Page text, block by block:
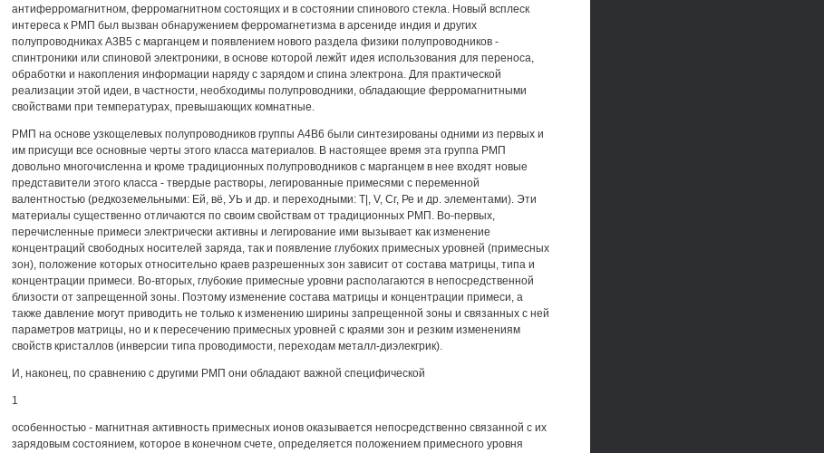
антиферромагнитном, ферромагнитном состоящих и в состоянии спинового стекла. Новый всплеск
интереса к РМП был вызван обнаружением ферромагнетизма в арсениде индия и других
полупроводниках А3В5 с марганцем и появлением нового раздела физики полупроводников -
спинтроники или спиновой электроники, в основе которой лежйт идея использования для переноса,
обработки и накопления информации наряду с зарядом и спина электрона. Для практической
реализации этой идеи, в частности, необходимы полупроводники, обладающие ферромагнитными
свойствами при температурах, превышающих комнатные.
РМП на основе узкощелевых полупроводников группы А4В6 были синтезированы одними из первых и
им присущи все основные черты этого класса материалов. В настоящее время эта группа РМП
довольно многочисленна и кроме традиционных полупроводников с марганцем в нее входят новые
представители этого класса - твердые растворы, легированные примесями с переменной
валентностью (редкоземельными: Ей, вё, УЬ и др. и переходными: Т|, V, Сг, Ре и др. элементами). Эти
материалы существенно отличаются по своим свойствам от традиционных РМП. Во-первых,
перечисленные примеси электрически активны и легирование ими вызывает как изменение
концентраций свободных носителей заряда, так и появление глубоких примесных уровней (примесных
зон), положение которых относительно краев разрешенных зон зависит от состава матрицы, типа и
концентрации примеси. Во-вторых, глубокие примесные уровни располагаются в непосредственной
близости от запрещенной зоны. Поэтому изменение состава матрицы и концентрации примеси, а
также давление могут приводить не только к изменению ширины запрещенной зоны и связанных с ней
параметров матрицы, но и к пересечению примесных уровней с краями зон и резким изменениям
свойств кристаллов (инверсии типа проводимости, переходам металл-диэлекгрик).
И, наконец, по сравнению с другими РМП они обладают важной специфической
1
особенностью - магнитная активность примесных ионов оказывается непосредственно связанной с их
зарядовым состоянием, которое в конечном счете, определяется положением примесного уровня